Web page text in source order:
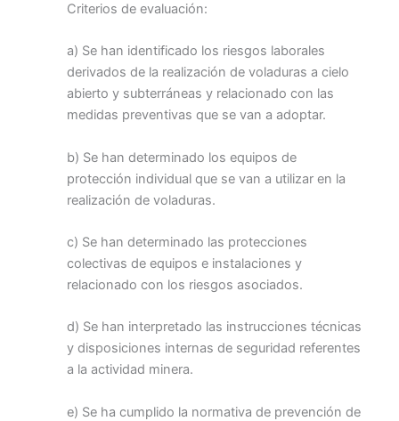
Criterios de evaluación:
a) Se han identificado los riesgos laborales
derivados de la realización de voladuras a cielo
abierto y subterráneas y relacionado con las
medidas preventivas que se van a adoptar.
b) Se han determinado los equipos de
protección individual que se van a utilizar en la
realización de voladuras.
c) Se han determinado las protecciones
colectivas de equipos e instalaciones y
relacionado con los riesgos asociados.
d) Se han interpretado las instrucciones técnicas
y disposiciones internas de seguridad referentes
a la actividad minera.
e) Se ha cumplido la normativa de prevención de